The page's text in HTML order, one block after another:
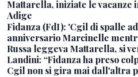
Mattarella, iniziate le vacanze
Adige
Fidanza (FdI): 'Cgil di spalle ad
anniversario Marcinelle
Russa leggeva Mattarella, si
Landini: “Fidanza ha preso
Cgil non si gira mai dall'altra